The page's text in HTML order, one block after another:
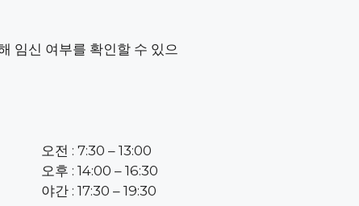
임신 여부를 확인할 수 있으
오전 : 7:30 – 13:00
오후 : 14:00 – 16:30
야간 : 17:30 – 19:30